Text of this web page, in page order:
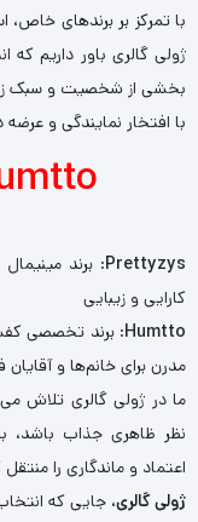
با تمرکز بر برندهای
ژولی گالری باور داریم
بخشی از شخصیت و سبک
با افتخار نمایندگی و عرضه
Prettyzys: برند
کارایی و زیبایی
Humtto: برند تخصصی
مدرن برای خانم‌ها و آقایان
ما در ژولی گالری تلاش
نظر ظاهری جذاب باشد،
اعتماد و ماندگاری را منتقل
ژولی گالری، جایی که